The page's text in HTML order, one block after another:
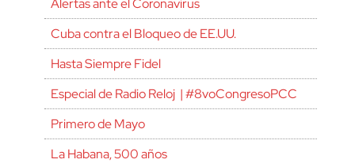
Cuba contra el Bloqueo de EE.UU.
Hasta Siempre Fidel
Especial de Radio Reloj | #8voCongresoPCC
Primero de Mayo
La Habana, 500 años